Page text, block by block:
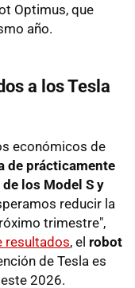
Optimus, que
año.
a los Tesla
económicos de
de prácticamente
los Model S y
reducir la
trimestre",
resultados, el robot
de Tesla es
2026.